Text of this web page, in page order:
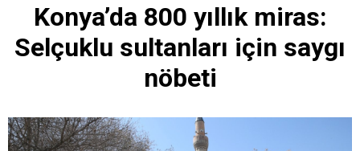
Konya’da 800 yıllık miras:
Selçuklu sultanları için saygı
nöbeti